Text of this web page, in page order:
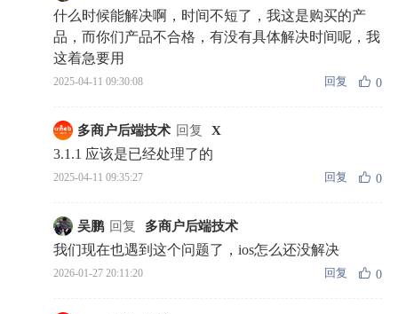
什么时候能解决啊，时间不短了，我这是购买的产
品，而你们产品不合格，有没有具体解决时间呢，我
这着急要用
2025-04-11 09:30:08 回复 0
多商户后端技术 回复 X
3.1.1 应该是已经处理了的
2025-04-11 09:35:27 回复 0
吴鹏 回复 多商户后端技术
我们现在也遇到这个问题了，ios怎么还没解决
2026-01-27 20:11:20 回复 0